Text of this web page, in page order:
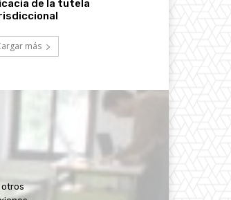
de la tutela
más
otros